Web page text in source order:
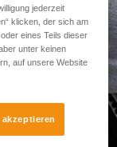
jederzeit
klicken, der sich am
eines Teils dieser
unter keinen
auf unsere Website